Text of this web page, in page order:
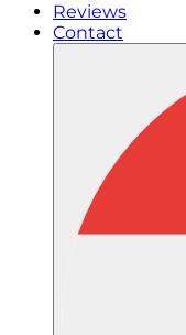
Reviews
Contact